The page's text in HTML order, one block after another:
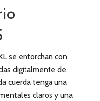
se entorchan con
digitalmente de
cuerda tenga una
claros y una